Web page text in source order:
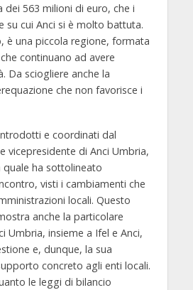
563 milioni di euro, che i
su cui Anci si è molto battuta.
è una piccola regione, formata
continuano ad avere
Da sciogliere anche la
che non favorisce i
e coordinati dal
vicepresidente di Anci Umbria,
quale ha sottolineato
visti i cambiamenti che
locali. Questo
anche la particolare
Umbria, insieme a Ifel e Anci,
e, dunque, la sua
concreto agli enti locali.
le leggi di bilancio